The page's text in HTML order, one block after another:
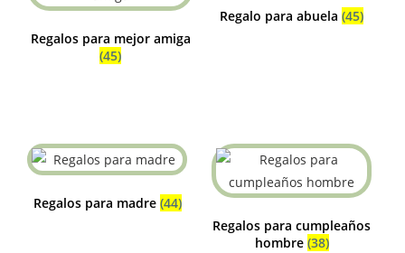
Regalos para mejor amiga
(45)
Regalo para abuela (45)
Regalos para madre (44)
Regalos para cumpleaños
hombre (38)